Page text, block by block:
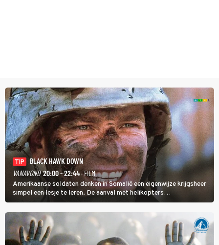
TIP
BLACK HAWK DOWN
VANAVOND 20:00 - 22:44· FILM
Amerikaanse soldaten denken in Somalië een eigenwijze krijgsheer
simpel een lesje te leren. De aanval met helikopters
verloopt in Black Hawk down dramatisch.